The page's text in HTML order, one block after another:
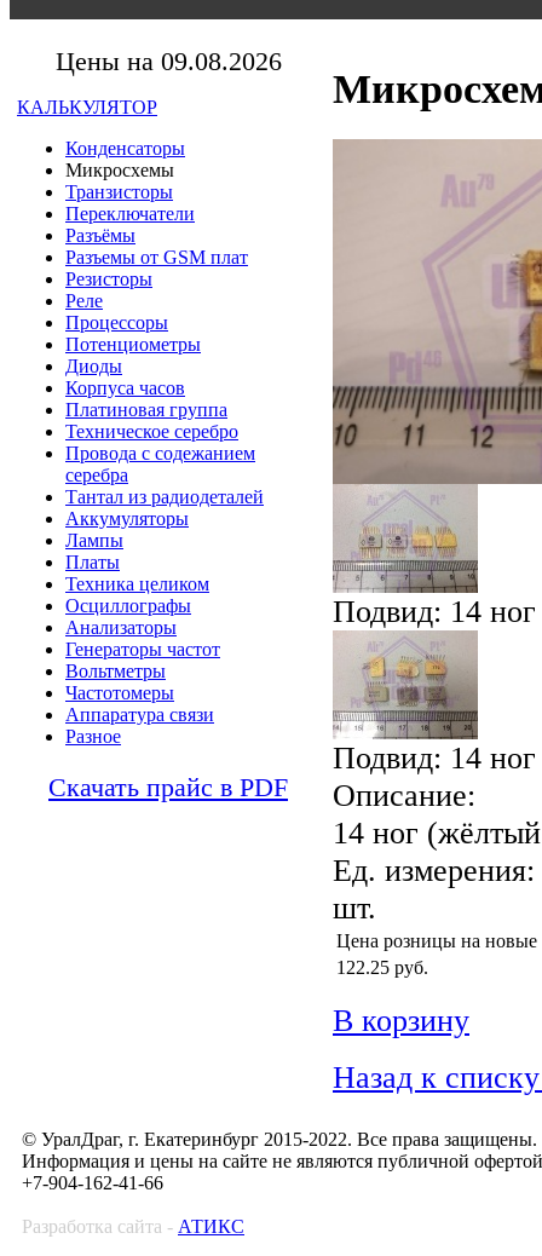
Цены на 09.08.2026
КАЛЬКУЛЯТОР
Конденсаторы
Микросхемы
Транзисторы
Переключатели
Разъёмы
Разъемы от GSM плат
Резисторы
Реле
Процессоры
Потенциометры
Диоды
Корпуса часов
Платиновая группа
Техническое серебро
Провода с содежанием
серебра
Тантал из радиодеталей
Аккумуляторы
Лампы
Платы
Техника целиком
Осциллографы
Анализаторы
Генераторы частот
Вольтметры
Частотомеры
Аппаратура связи
Разное
Скачать прайс в PDF
Подвид: 14
Подвид: 14
Описание:
14 ног
Ед. измерения:
шт.
Цена розницы на новые
122.25 руб.
В корзину
Назад к
© УралДраг, г. Екатеринбург 2015-2022. Все права защищены.
Информация и цены на сайте не являются публичной офертой
+7-904-162-41-66
Разработка сайта - АТИКС